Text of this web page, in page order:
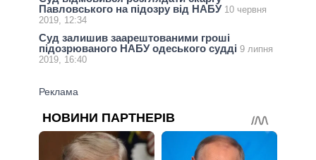
Павловського на підозру від НАБУ 10 червня
2019, 12:34
Суд залишив заарештованими гроші
підозрюваного НАБУ одеського судді 9 липня
2019, 16:40